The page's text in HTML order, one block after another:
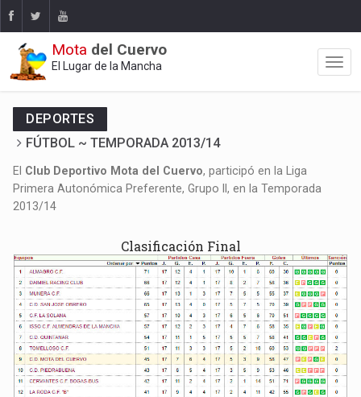
Mota del Cuervo
El Lugar de la Mancha
DEPORTES
FÚTBOL ~ TEMPORADA 2013/14
El Club Deportivo Mota del Cuervo, participó en la Liga
Primera Autonómica Preferente, Grupo II, en la Temporada
2013/14
Clasificación Final